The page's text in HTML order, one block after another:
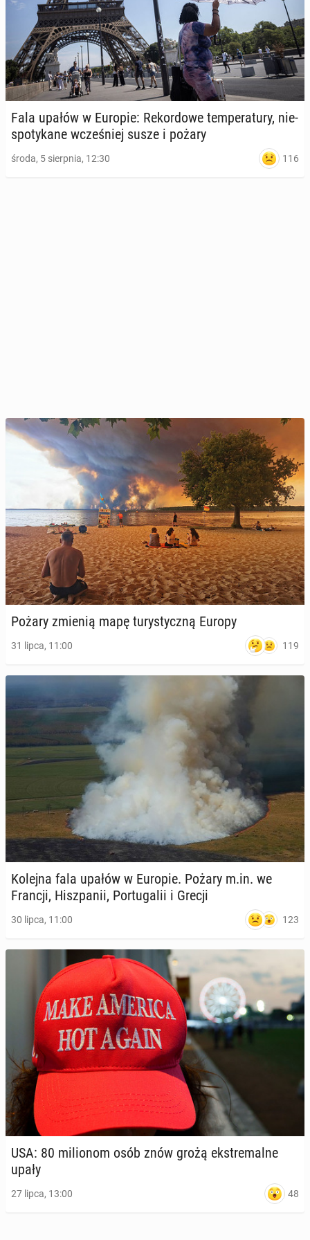
Fala upałów w Europie: Re­kor­do­we tem­pe­ra­tu­ry, nie­
spo­ty­ka­ne wcze­śniej susze i pożary
środa, 5 sierpnia, 12:30 116
Pożary zmienią mapę tu­ry­stycz­ną Europy
31 lipca, 11:00 119
Kolejna fala upałów w Europie. Pożary m.in. we
Francji, Hisz­pa­nii, Por­tu­ga­lii i Grecji
30 lipca, 11:00 123
USA: 80 mi­lio­nom osób znów grożą eks­tre­mal­ne
upały
27 lipca, 13:00 48